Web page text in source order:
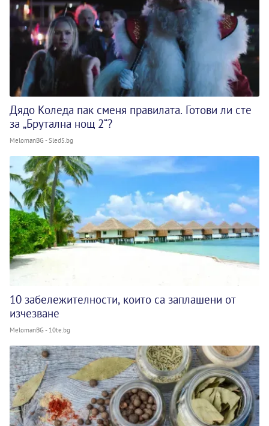
Дядо Коледа пак сменя правилата. Готови ли сте
за „Брутална нощ 2“?
MelomanBG - Sled5.bg
10 забележителности, които са заплашени от
изчезване
MelomanBG - 10te.bg